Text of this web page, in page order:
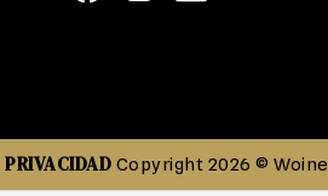
PRIVACIDAD Copyright 2026 ©